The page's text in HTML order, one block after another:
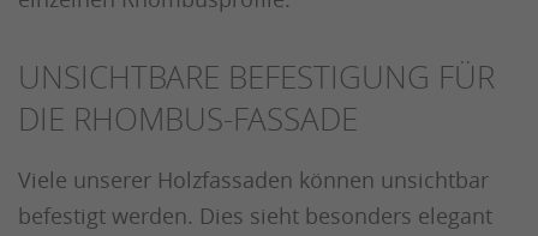
UNSICHTBARE BEFESTIGUNG FÜR
DIE RHOMBUS-FASSADE
Viele unserer Holzfassaden können unsichtbar
befestigt werden. Dies sieht besonders elegant